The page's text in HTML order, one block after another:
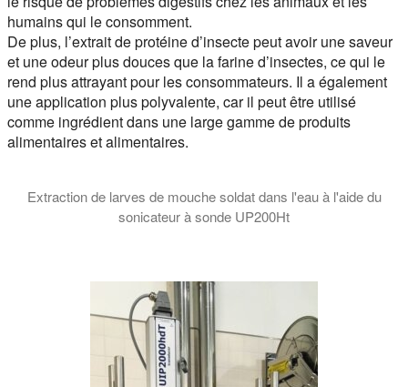
humains qui le consomment.
De plus, l’extrait de protéine d’insecte peut avoir une saveur
et une odeur plus douces que la farine d’insectes, ce qui le
rend plus attrayant pour les consommateurs. Il a également
une application plus polyvalente, car il peut être utilisé
comme ingrédient dans une large gamme de produits
alimentaires et alimentaires.
Extraction de larves de mouche soldat dans l'eau à l'aide du
sonicateur à sonde UP200Ht